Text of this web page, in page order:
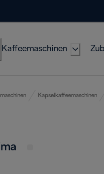
Kaffeemaschinen
Kapselkaffeemaschinen